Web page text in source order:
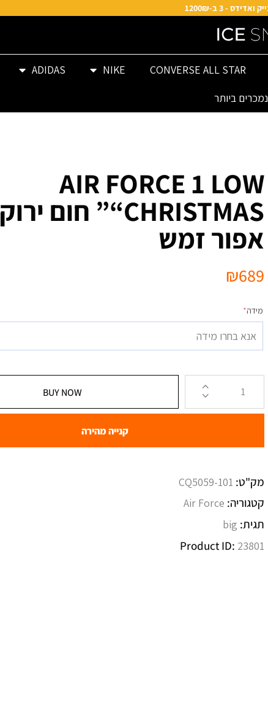
CONVERSE ALL STAR
NIKE
ADIDAS
ביותר
AIR FORCE 1 LOW
“CHRISTMAS” חום ירוק
אפור זמש
₪689
מידה*
אנא בחרו מידה
BUY NOW
קנייה מהירה
מק"ט: CQ5059-101
קטגוריה: Air Force
תגית: big
Product ID: 23801